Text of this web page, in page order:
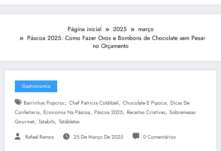
Página inicial 2025
março
Páscoa 2025: Como Fazer Ovos e Bombons de Chocolate sem Pesar
no Orçamento
Gastronomia
Barrinhas Popcroc, Chef Patricia Coldibeli, Chocolate E Pipoca, Dicas De
Confeitaria, Economia Na Páscoa, Páscoa 2025, Receitas Criativas, Sobremesas
Gourmet, Tatabits, Tatábletes
Rafael Ramos 25 De Março De 2025 0 Comentários